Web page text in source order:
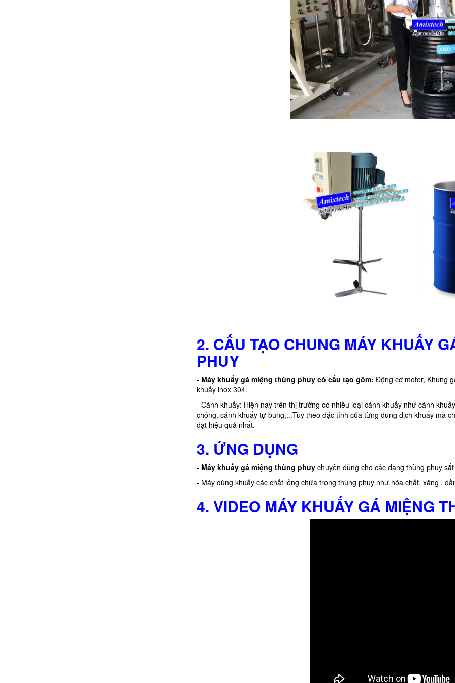
2. CẤU TẠO CHUNG MÁY KHUẤY
PHUY
- Máy khuấy gá miệng thùng phuy có cấu tạo gồm: Động cơ motor, Khung
khuấy inox 304.
- Cánh khuấy: Hiện nay trên thị trường có nhiều loại cánh khuấy như cánh
chóng, cánh khuấy tự bung,...Tùy theo đặc tính của từng dung dịch khuấy mà
đạt hiệu quả nhất.
3. ỨNG DỤNG
- Máy khuấy gá miệng thùng phuy chuyên dùng cho các dạng thùng phuy
- Máy dùng khuấy các chất lỏng chứa trong thùng phuy như hóa chất, xăng ,
4. VIDEO MÁY KHUẤY GÁ MIỆNG